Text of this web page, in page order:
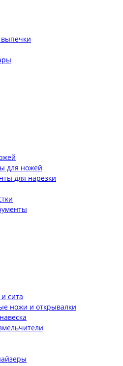
выпечки
для ножей
для нарезки
сита
ножи и открывалки